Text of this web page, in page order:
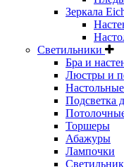
Зеркала
Светильники
Бра и
Люстры и
Подсветка
Торшеры
Абажуры
Лампочки